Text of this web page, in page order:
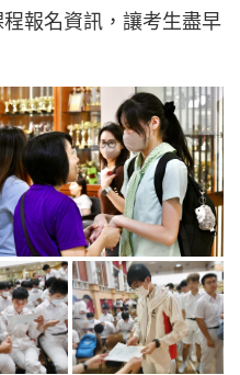
報名資訊，讓考生盡早